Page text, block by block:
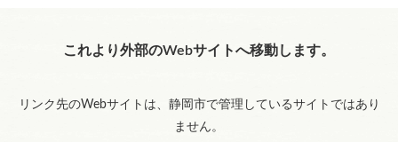
これより外部のWebサイトへ移動します。
リンク先のWebサイトは、静岡市で管理しているサイトではあり
ません。